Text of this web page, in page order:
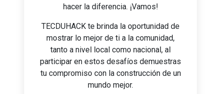
hacer la diferencia. ¡Vamos!
TECDUHACK te brinda la oportunidad de
mostrar lo mejor de ti a la comunidad,
tanto a nivel local como nacional, al
participar en estos desafíos demuestras
tu compromiso con la construcción de un
mundo mejor.